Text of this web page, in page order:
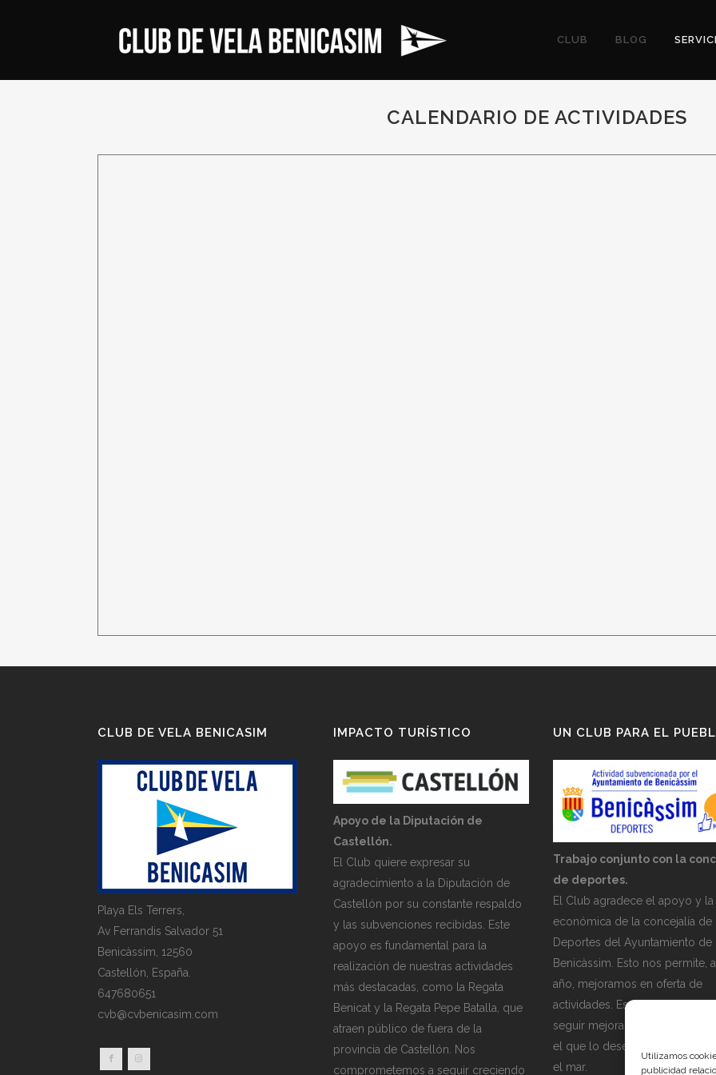
Utilizamos
publicidad
CLUB BLOG
CALENDARIO DE ACTIVIDADES
CLUB DE VELA BENICASIM
Playa Els Terrers,
Av Ferrandis Salvador 51
Benicàssim, 12560
Castellón, España.
647680651
cvb@cvbenicasim.com
IMPACTO TURÍSTICO
Apoyo de la Diputación de
Castellón.
El Club quiere expresar su
agradecimiento a la Diputación de
Castellón por su constante respaldo
y las subvenciones recibidas. Este
apoyo es fundamental para la
realización de nuestras actividades
más destacadas, como la Regata
Benicat y la Regata Pepe Batalla, que
atraen público de fuera de la
provincia de Castellón. Nos
comprometemos a seguir creciendo
UN CLUB PARA EL
Trabajo conjunto con la
de deportes.
El Club agradece el apoyo y la
económica de la concejalía de
Deportes del Ayuntamiento de
Benicàssim. Esto nos permite,
año, mejoramos en oferta de
actividades. Esperamos, en el
seguir mejorando para acercar
el que lo desee al mundo de la
el mar.